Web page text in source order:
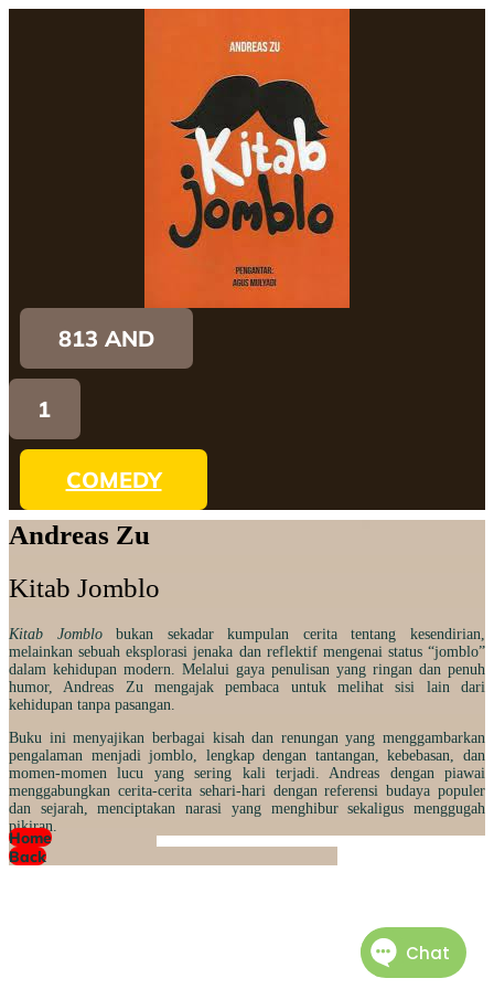
813 AND
1
COMEDY
Andreas Zu
Kitab Jomblo
Kitab Jomblobukan sekadar kumpulan cerita tentang kesendirian,
melainkan sebuah eksplorasi jenaka dan reflektif mengenai status “jomblo”
dalam kehidupan modern. Melalui gaya penulisan yang ringan dan penuh
humor, Andreas Zu mengajak pembaca untuk melihat sisi lain dari
kehidupan tanpa pasangan.
Buku ini menyajikan berbagai kisah dan renungan yang menggambarkan
pengalaman menjadi jomblo, lengkap dengan tantangan, kebebasan, dan
momen-momen lucu yang sering kali terjadi.
Andreas dengan piawai
menggabungkan cerita-cerita sehari-hari dengan referensi budaya populer
dan sejarah, menciptakan narasi yang menghibur sekaligus menggugah
pikiran.
Home
Back